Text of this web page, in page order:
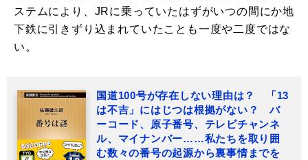
ステムにより、JRに乗っていたはずがいつの間にか地
下鉄に引きずり込まれていたことも一度や二度ではな
い。
国道100号が存在しない理由は？ 「13
は不吉」にはじつは根拠がない？ バ
ーコード、原子番号、テレビチャンネ
ル、マイナンバー……私たちを取り囲
む数々の番号の起源から裏事情までを